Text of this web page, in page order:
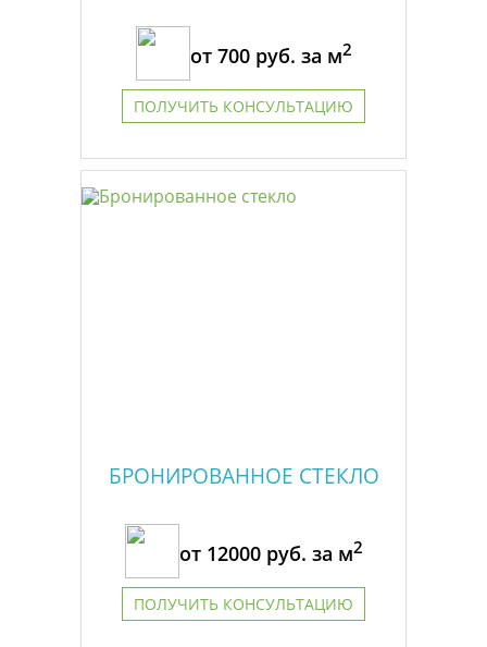
от 700руб. за м2
ПОЛУЧИТЬ КОНСУЛЬТАЦИЮ
БРОНИРОВАННОЕ СТЕКЛО
от 12000руб. за м2
ПОЛУЧИТЬ КОНСУЛЬТАЦИЮ